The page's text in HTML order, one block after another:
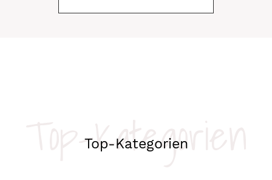
Top-Kategorien
Top-Kategorien